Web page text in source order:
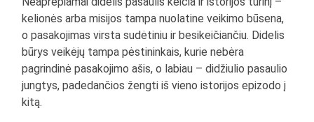
kelionės arba misijos tampa nuolatine veikimo būsena,
o pasakojimas virsta sudėtiniu ir besikeičiančiu. Didelis
būrys veikėjų tampa pėstininkais, kurie nebėra
pagrindinė pasakojimo ašis, o labiau – didžiulio pasaulio
jungtys, padedančios žengti iš vieno istorijos epizodo į
kitą.